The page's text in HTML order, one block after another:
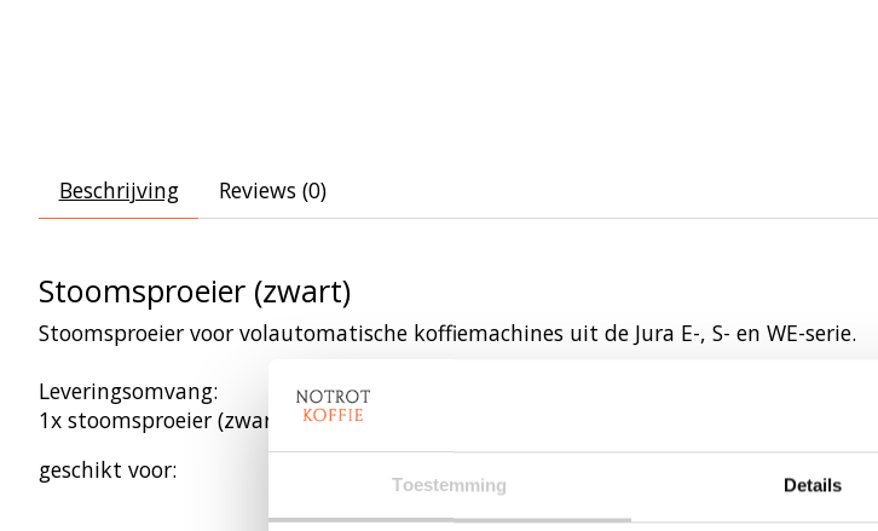
Toestemming Details
Beschrijving Reviews (0)
Stoomsproeier (zwart)
Stoomsproeier voor volautomatische koffiemachines uit de Jura E-, S- en WE-serie.
Leveringsomvang:
1x stoomsproeier (zwart)
geschikt voor: